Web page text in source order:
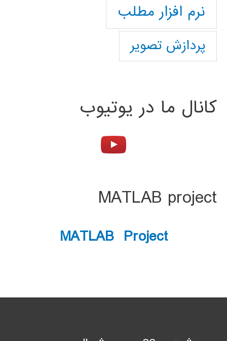
نرم افزار مطلب
پردازش تصویر
کانال ما در یوتیوب
MATLAB project
MATLAB Project